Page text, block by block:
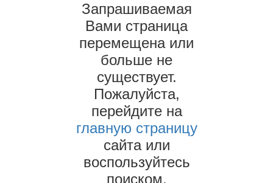
Запрашиваемая
Вами страница
перемещена или
больше не
существует.
Пожалуйста,
перейдите на
главную страницу
сайта или
воспользуйтесь
поиском.